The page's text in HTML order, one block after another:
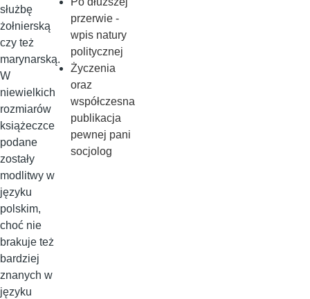
służbę
żołnierską
czy też
marynarską.
W
niewielkich
rozmiarów
książeczce
podane
zostały
modlitwy w
języku
polskim,
choć nie
brakuje też
bardziej
znanych w
języku
przerwie -
wpis natury
politycznej
Życzenia
oraz
współczesna
publikacja
pewnej pani
socjolog